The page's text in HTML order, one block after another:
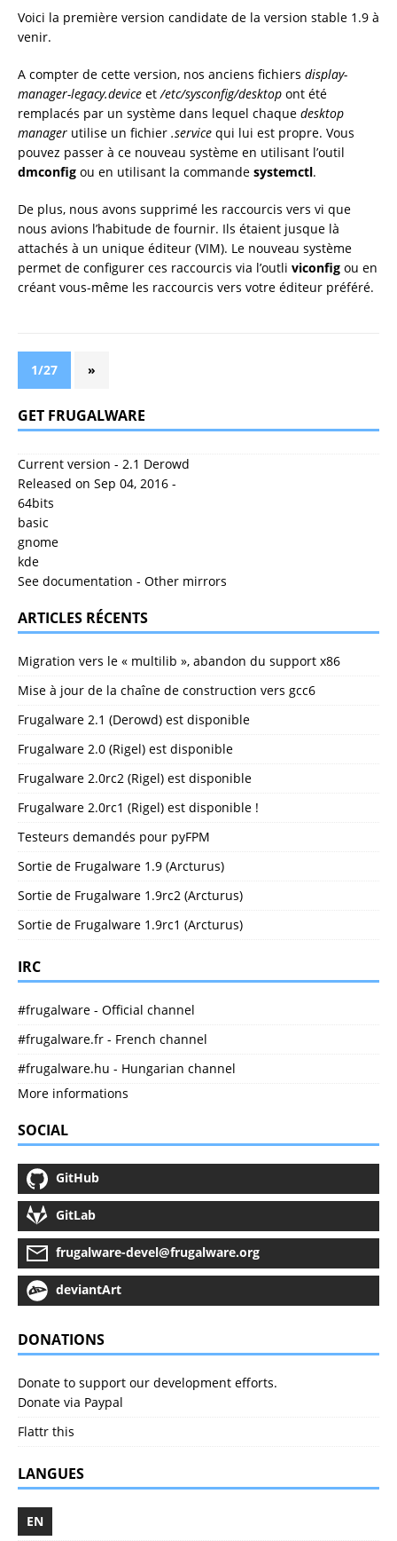
Voici la première version candidate de la version stable 1.9 à
venir.
A compter de cette version, nos anciens fichiers display-
manager-legacy.device et /etc/sysconfig/desktop ont été
remplacés par un système dans lequel chaque desktop
manager utilise un fichier .service qui lui est propre. Vous
pouvez passer à ce nouveau système en utilisant l’outil
dmconfig ou en utilisant la commande systemctl.
De plus, nous avons supprimé les raccourcis vers vi que
nous avions l’habitude de fournir. Ils étaient jusque là
attachés à un unique éditeur (VIM). Le nouveau système
permet de configurer ces raccourcis via l’outli viconfig ou en
créant vous-même les raccourcis vers votre éditeur préféré.
1/27 »
GET FRUGALWARE
Current version - 2.1 Derowd
Released on Sep 04, 2016 -
64bits
basic
gnome
kde
See documentation - Other mirrors
ARTICLES RÉCENTS
Migration vers le « multilib », abandon du support x86
Mise à jour de la chaîne de construction vers gcc6
Frugalware 2.1 (Derowd) est disponible
Frugalware 2.0 (Rigel) est disponible
Frugalware 2.0rc2 (Rigel) est disponible
Frugalware 2.0rc1 (Rigel) est disponible !
Testeurs demandés pour pyFPM
Sortie de Frugalware 1.9 (Arcturus)
Sortie de Frugalware 1.9rc2 (Arcturus)
Sortie de Frugalware 1.9rc1 (Arcturus)
IRC
#frugalware - Official channel
#frugalware.fr - French channel
#frugalware.hu - Hungarian channel
More informations
SOCIAL
GitHub
GitLab
frugalware-devel@frugalware.org
deviantArt
DONATIONS
Donate to support our development efforts.
Donate via Paypal
Flattr this
LANGUES
EN